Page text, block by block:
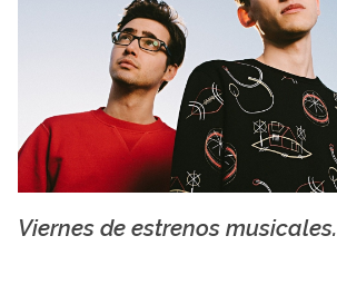
Viernes de estrenos musicales.